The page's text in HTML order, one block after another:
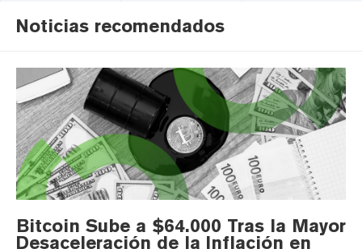
Noticias recomendados
Bitcoin Sube a $64.000 Tras la Mayor
Desaceleración de la Inflación en